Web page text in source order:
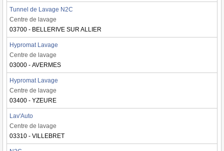
Tunnel de Lavage N2C
Centre de lavage
03700 - BELLERIVE SUR ALLIER
Hypromat Lavage
Centre de lavage
03000 - AVERMES
Hypromat Lavage
Centre de lavage
03400 - YZEURE
Lav'Auto
Centre de lavage
03310 - VILLEBRET